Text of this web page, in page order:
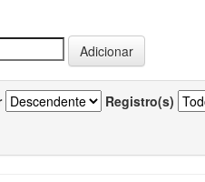
Registro(s)